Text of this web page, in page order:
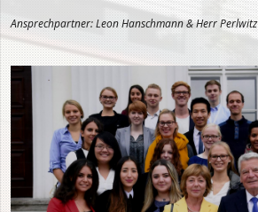
Ansprechpartner: Leon Hanschmann & Herr Perlwitz